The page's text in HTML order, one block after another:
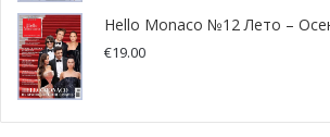
Big Art Festival не смог бы состояться
партнеров — лучшего застройщика
недвижимости в Дубае OMNIYAT,
Hello Monaco №12 Лето –
€19.00